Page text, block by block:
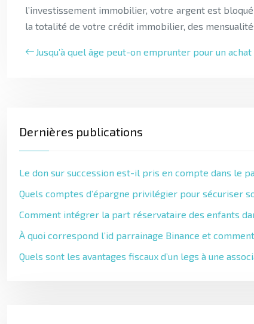
l’investissement immobilier, votre argent est
la totalité de votre crédit immobilier, des
Jusqu’à quel âge peut-on emprunter pour un
Dernières publications
Le don sur succession est-il pris en compte dans le
Quels comptes d’épargne privilégier pour sécuriser
Comment intégrer la part réservataire des enfants
À quoi correspond l’id parrainage Binance et
Quels sont les avantages fiscaux d’un legs à une